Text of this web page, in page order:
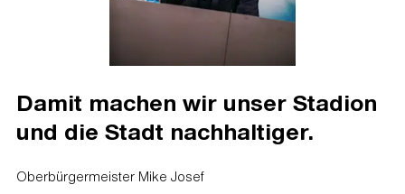
Damit machen wir unser Stadion
und die Stadt nachhaltiger.
Oberbürgermeister Mike Josef